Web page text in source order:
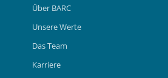
Über BARC
Unsere Werte
Das Team
Karriere